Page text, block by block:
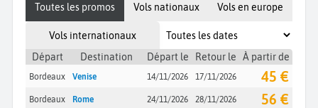
Toutes les promos Vols nationaux Vols en europe
Vols internationaux
Départ
Destination Départ le Retour le À partir de
Bordeaux Venise 14/11/2026 17/11/2026 45 €
Bordeaux Rome 24/11/2026 28/11/2026 56 €